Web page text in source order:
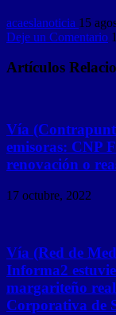
acaeslanoticia 15
Deje un Comentario
Artículos
Vía
emisoras: CNP
renovación o
17 octubre, 2022
Vía (Red de
Informa2
margariteño
Corporativa de